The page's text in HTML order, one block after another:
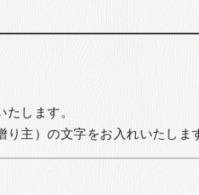
します。
主）の文字をお入れいたしま